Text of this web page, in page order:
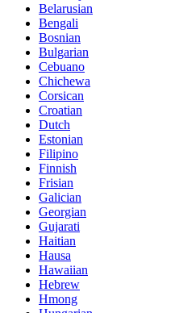
Belarusian
Bengali
Bosnian
Bulgarian
Cebuano
Chichewa
Corsican
Croatian
Dutch
Estonian
Filipino
Finnish
Frisian
Galician
Georgian
Gujarati
Haitian
Hausa
Hawaiian
Hebrew
Hmong